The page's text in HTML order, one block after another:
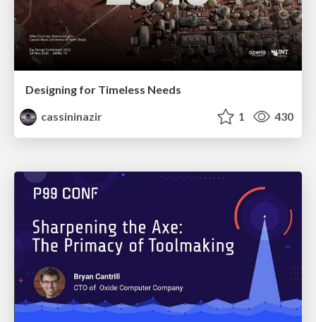
Designing for Timeless Needs
cassininazir
1 430